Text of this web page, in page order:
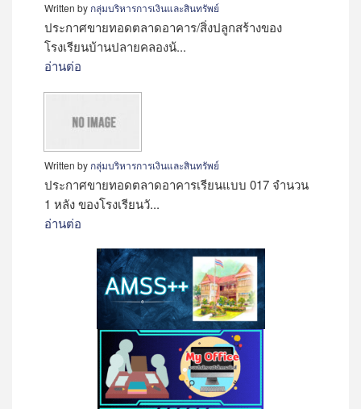
Written by กลุ่มบริหารการเงินและสินทรัพย์
ประกาศขายทอดตลาดอาคาร/สิ่งปลูกสร้างของ
โรงเรียนบ้านปลายคลองน้...
อ่านต่อ
Written by กลุ่มบริหารการเงินและสินทรัพย์
ประกาศขายทอดตลาดอาคารเรียนแบบ 017 จำนวน
1 หลัง ของโรงเรียนวั...
อ่านต่อ